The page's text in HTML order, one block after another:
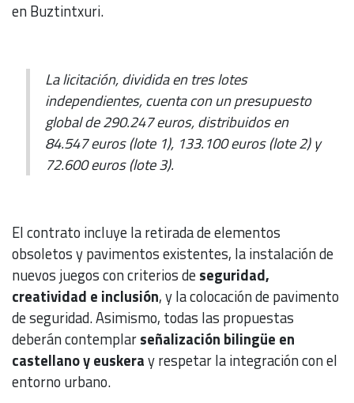
en Buztintxuri.
La licitación, dividida en tres lotes
independientes, cuenta con un presupuesto
global de 290.247 euros, distribuidos en
84.547 euros (lote 1), 133.100 euros (lote 2) y
72.600 euros (lote 3).
El contrato incluye la retirada de elementos
obsoletos y pavimentos existentes, la instalación de
nuevos juegos con criterios deseguridad,
creatividad e inclusión, y la colocación de pavimento
de seguridad. Asimismo, todas las propuestas
deberán contemplarseñalización bilingüe en
castellano y euskeray respetar la integración con el
entorno urbano.